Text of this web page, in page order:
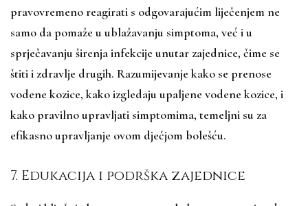
pravovremeno reagirati s odgovarajućim liječenjem ne
samo da pomaže u ublažavanju simptoma, već i u
sprječavanju širenja infekcije unutar zajednice, čime se
štiti i zdravlje drugih. Razumijevanje kako se prenose
vodene kozice, kako izgledaju upaljene vodene kozice, i
kako pravilno upravljati simptomima, temeljni su za
efikasno upravljanje ovom dječjom bolešću.
7. Edukacija i podrška zajednice